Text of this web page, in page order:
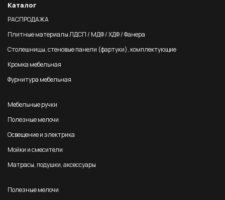
Каталог
РАСПРОДАЖА
Плитные материалы ЛДСП / МДФ / ХДФ / Фанера
Столешницы, стеновые панели (фартуки), комплектующие
Кромка мебельная
Фурнитура мебельная
Мебельные ручки
Полезные мелочи
Освещение и электрика
Мойки и смесители
Матрасы, подушки, аксессуары
Полезные мелочи